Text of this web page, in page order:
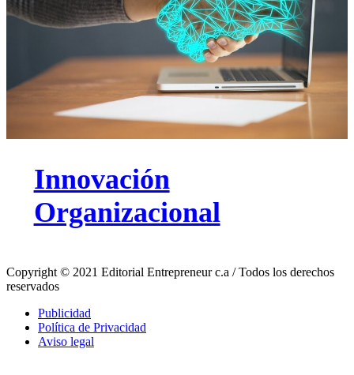
Innovación
Organizacional
Copyright © 2021 Editorial Entrepreneur c.a / Todos los derechos
reservados
Publicidad
Política de Privacidad
Aviso legal